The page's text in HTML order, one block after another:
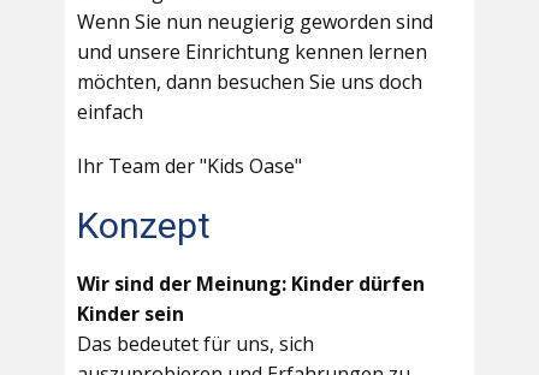
Wenn Sie nun neugierig geworden sind
und unsere Einrichtung kennen lernen
möchten, dann besuchen Sie uns doch
einfach
Ihr Team der "Kids Oase"
Konzept
Wir sind der Meinung: Kinder dürfen
Kinder sein
Das bedeutet für uns, sich